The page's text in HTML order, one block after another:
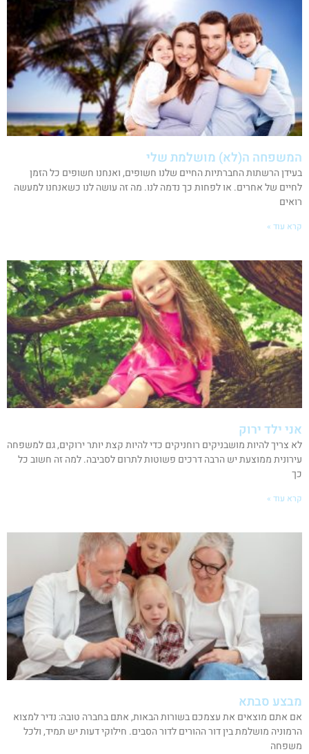
המשפחה ה(לא) מושלמת שלי
בעידן הרשתות החברתיות החיים שלנו חשופים, ואנחנו חשופים כל הזמן
לחיים של אחרים. או לפחות כך נדמה לנו. מה זה עושה לנו כשאנחנו למעשה
רואים
קרא עוד »
אני ילד ירוק
לא צריך להיות מושבניקים רוחניקים כדי להיות קצת יותר ירוקים, גם למשפחה
עירונית ממוצעת יש הרבה דרכים פשוטות לתרום לסביבה. למה זה חשוב כל
כך
קרא עוד »
מבצע סבתא
אם אתם מוצאים את עצמכם בשורות הבאות, אתם בחברה טובה: נדיר למצוא
הרמוניה מושלמת בין דור ההורים לדור הסבים. חילוקי דעות יש תמיד, ולכל
משפחה